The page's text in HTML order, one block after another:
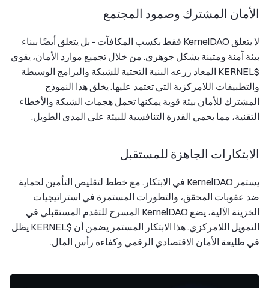
الأمان المشترك وصمود المجتمع
لا يتعلق KernelDAO فقط بكسب المكافآت - بل يتعلق أيضًا ببناء
بيئة آمنة ومتينة بشكل جوهري. من خلال تجميع موارد الأمان، يقوي
$KERNEL المعاد زرعه البنية التحتية للشبكة والبرامج الوسيطة
والتطبيقات اللامركزية التي تعتمد عليها. يخلق هذا النموذج
المشترك للأمان بيئة قوية يمكنها تحمل هجمات الشبكة والأخطاء
التقنية، مما يحمي القدرة التنافسية للبيئة على المدى الطويل.
الابتكارات الجاهزة للمستقبل
يستمر KernelDAO في الابتكار. مع خطط لتقليص التأمين لحماية
ضد عقوبات المحقق، والتطورات المستمرة في استراتيجيات
الخزينة الآلية، يضع KernelDAO المسرح للتقدم المستقبلي في
التمويل اللامركزي. هذا الابتكار المستمر يضمن أن $KERNEL يظل
في طليعة الأمان الاقتصادي الرقمي وكفاءة رأس المال.